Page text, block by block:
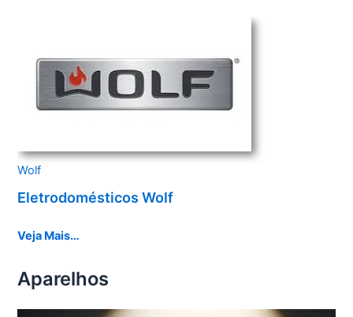
Wolf
Eletrodomésticos Wolf
Veja Mais…
Aparelhos